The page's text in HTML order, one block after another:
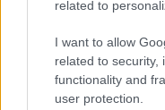
related to
I want to allow
related to security,
functionality and
user protection.
La sfida di ResQ per
soccorso dopo il